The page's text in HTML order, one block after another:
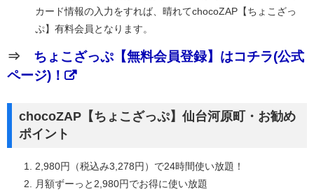
カード情報の入力をすれば、晴れてchocoZAP【ちょこざっ
ぷ】有料会員となります。
⇒ ちょこざっぷ【無料会員登録】はコチラ(公式
ページ)！
chocoZAP【ちょこざっぷ】仙台河原町・お勧め
ポイント
2,980円（税込み3,278円）で24時間使い放題！
月額ずーっと2,980円でお得に使い放題